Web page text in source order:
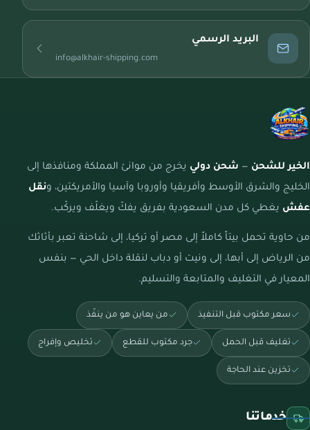
البريد الرسمي
info@alkhair-shipping.com
الخير للشحن — شحن دولي يخرج من موانئ المملكة ومنافذها إلى
الخليج والشرق الأوسط وأفريقيا وأوروبا وآسيا والأمريكتين، ونقل
عفش يغطي كل مدن السعودية بفريق يفكّ ويغلّف ويركّب.
من حاوية تحمل بيتاً كاملاً إلى مصر أو تركيا، إلى شاحنة تعبر بأثاثك
من الرياض إلى أبها، إلى ونيت أو دباب لنقلة داخل الحي — بنفس
المعيار في التغليف والمتابعة والتسليم.
سعر مكتوب قبل التنفيذ من يعاين هو من ينفّذ
تغليف قبل الحمل جرد مكتوب للقطع تخليص وإفراج
تخزين عند الحاجة
خدماتنا